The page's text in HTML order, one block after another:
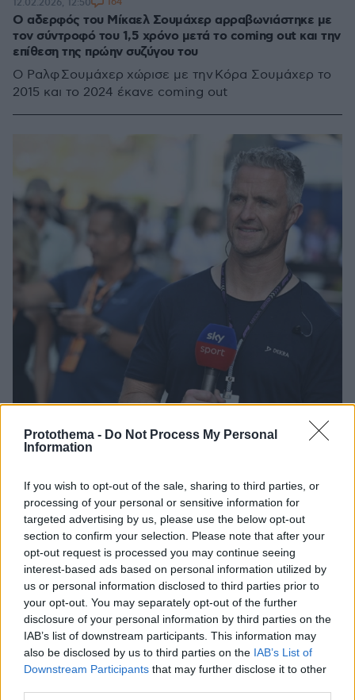
Protothema - Do Not Process My Personal
Information
If you wish to opt-out of the sale, sharing to third parties, or
processing of your personal or sensitive information for
targeted advertising by us, please use the below opt-out
section to confirm your selection. Please note that after your
opt-out request is processed you may continue seeing
interest-based ads based on personal information utilized by
us or personal information disclosed to third parties prior to
your opt-out. You may separately opt-out of the further
disclosure of your personal information by third parties on the
IAB’s list of downstream participants. This information may
also be disclosed by us to third parties on the IAB’s List of
Downstream Participants that may further disclose it to other
Ο αδερφός του Μίκαελ Σουμάχερ αρραβωνιάστηκε με
τον σύντροφό του 1,5 χρόνο μετά το coming out και την
επίθεση της πρώην συζύγου του
Ο Ραλφ Σουμάχερ χώρισε με την Κόρα Σουμάχερ το
2015 και το 2024 έκανε coming out
12.02.2026, 12:50
O σύντροφος του Ραλφ Σουμάχερ απάντησε στα
επικριτικά σχόλια της πρώην συζύγου του Γερμανού
πιλότου
Ο νέος σύντροφος του άλλοτε οδηγού της Formula
1 αρνήθηκε κατηγορηματικά ότι η πρώην σύζυγος του
Ραλφ Σουμάχερ, Κόρα, δεν γνώριζε τη σχέση των δύο
ανδρών
16.09.2024, 21:23 5